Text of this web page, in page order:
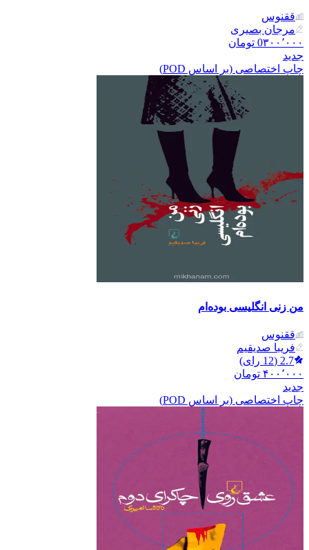
ققنوس
مرجان بصیری
0۳۰۰٬۰۰۰
تومان
جدید
چاپ اختصاصی (بر اساس POD)
من زنی انگلیسی بوده‌ام
ققنوس
فریبا صدیقیم
2.7
(
12 رای)
۴۰۰٬۰۰۰ تومان
جدید
چاپ اختصاصی (بر اساس POD)